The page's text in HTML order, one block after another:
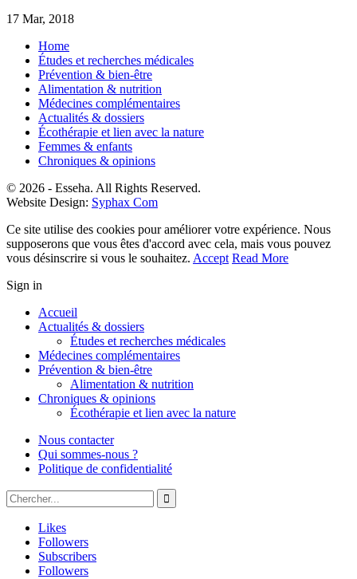
17 Mar, 2018
Home
Études et recherches médicales
Prévention & bien-être
Alimentation & nutrition
Médecines complémentaires
Actualités & dossiers
Écothérapie et lien avec la nature
Femmes & enfants
Chroniques & opinions
© 2026 - Esseha. All Rights Reserved.
Website Design: Syphax Com
Ce site utilise des cookies pour améliorer votre expérience. Nous
supposerons que vous êtes d'accord avec cela, mais vous pouvez
vous désinscrire si vous le souhaitez. Accept Read More
Sign in
Accueil
Actualités & dossiers
Études et recherches médicales
Médecines complémentaires
Prévention & bien-être
Alimentation & nutrition
Chroniques & opinions
Écothérapie et lien avec la nature
Nous contacter
Qui sommes-nous ?
Politique de confidentialité
Likes
Followers
Subscribers
Followers